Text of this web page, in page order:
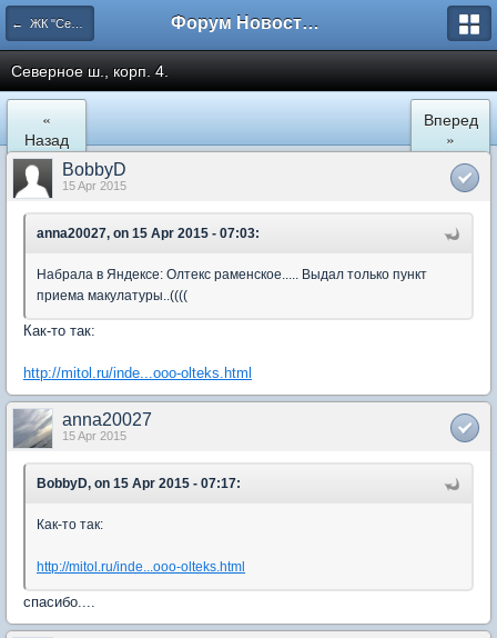
← ЖК "Северный Парк" Форум Новостройки
Северное ш., корп. 4.
«
Назад
Вперед
»
BobbyD
15 Apr 2015
anna20027, on 15 Apr 2015 - 07:03:
Набрала в Яндексе: Олтекс раменское..... Выдал только пункт
приема макулатуры..((((
Как-то так:
http://mitol.ru/inde...ooo-olteks.html
anna20027
15 Apr 2015
BobbyD, on 15 Apr 2015 - 07:17:
Как-то так:
http://mitol.ru/inde...ooo-olteks.html
спасибо....